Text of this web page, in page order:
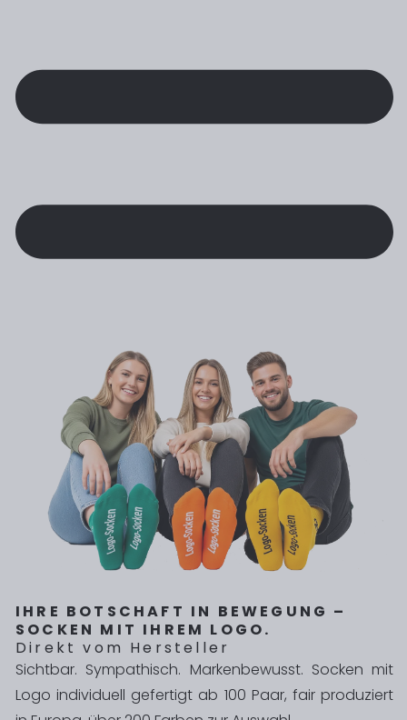
IHRE BOTSCHAFT IN BEWEGUNG –
SOCKEN MIT IHREM LOGO.
Direkt vom Hersteller
Sichtbar. Sympathisch. Markenbewusst. Socken mit
Logo individuell gefertigt ab 100 Paar, fair produziert